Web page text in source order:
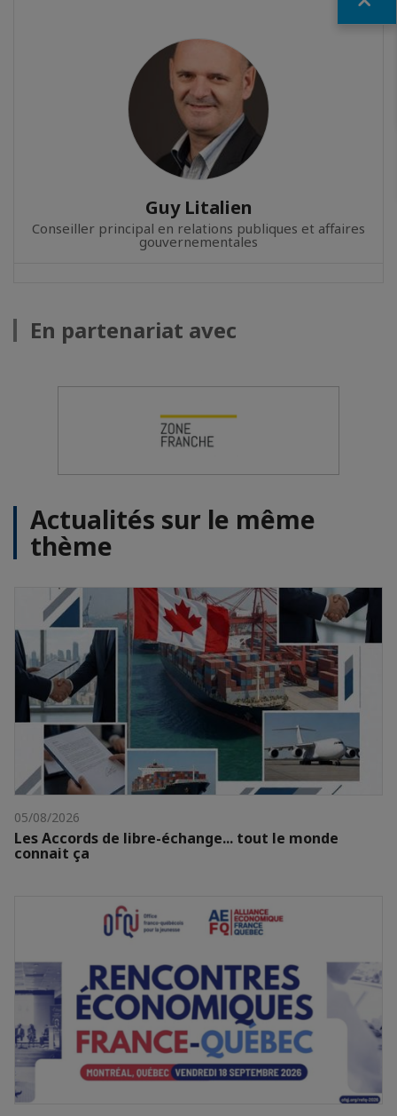
Guy Litalien
Conseiller principal en relations publiques et affaires
gouvernementales
En partenariat avec
Actualités sur le même
thème
05/08/2026
Les Accords de libre-échange... tout le monde
connait ça